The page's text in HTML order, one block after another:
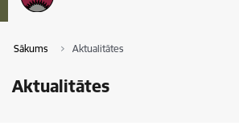
Sākums Aktualitātes
Aktualitātes